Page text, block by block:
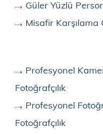
Güler Yüzlü
Misafir Karşılama
Profesyonel
Fotoğrafçılık
Profesyonel
Fotoğrafçılık